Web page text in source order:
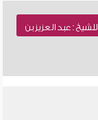
نسخة نصية للطباعة , تفسير آيات الأحكام [56] للشيخ : عبد العزيز بن